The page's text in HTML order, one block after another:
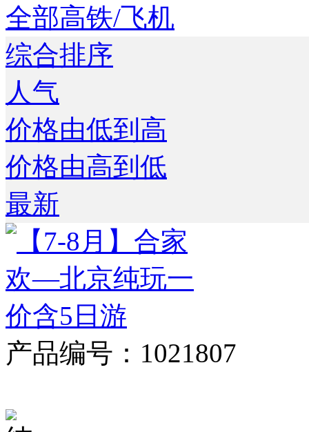
全部高铁/飞机
综合排序
人气
价格由低到高
价格由高到低
最新
产品编号：1021807